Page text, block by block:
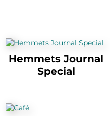
Hemmets Journal
Special